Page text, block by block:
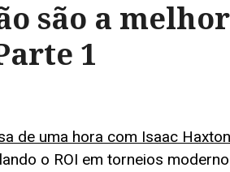
são a
1
de uma hora com Isaac Haxton
o ROI em torneios